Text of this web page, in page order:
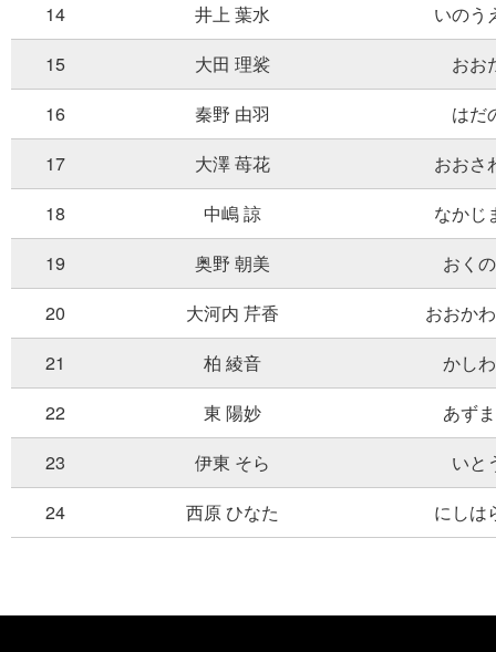
14
井上 葉水
いのう
15
大田 理裟
おお
16
秦野 由羽
はだ
17
大澤 苺花
おおさ
18
中嶋 諒
なかじ
19
奥野 朝美
おく
20
大河内 芹香
おおか
21
柏 綾音
かし
22
東 陽妙
あず
23
伊東 そら
いと
24
西原 ひなた にしは